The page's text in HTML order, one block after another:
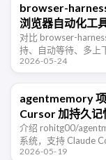
browser-
浏览器自动化工
对比 browser-
持、自动等待、多上
化与 AI Agent 原生浏
2026-05-24
agentmemory
Cursor 加持久记
介绍 rohitg00/
系统，支持 Claude
具，通过 …
2026-05-19